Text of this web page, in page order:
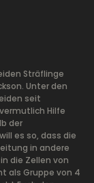
Sträflinge
Unter den
seit
Hilfe
der
es so, dass die
in andere
die Zellen von
als Gruppe von 4